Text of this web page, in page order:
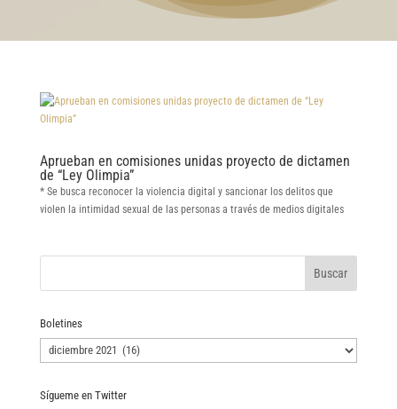
Aprueban en comisiones unidas proyecto de dictamen
de “Ley Olimpia”
* Se busca reconocer la violencia digital y sancionar los delitos que
violen la intimidad sexual de las personas a través de medios digitales
Boletines
Boletines
Sígueme en Twitter